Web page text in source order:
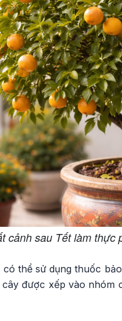
cảnh sau Tết làm
thể sử dụng thuốc
được xếp vào